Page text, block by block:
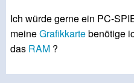
Ich würde gerne ein PC-
meineGrafikkartebenötige
das RAM ?